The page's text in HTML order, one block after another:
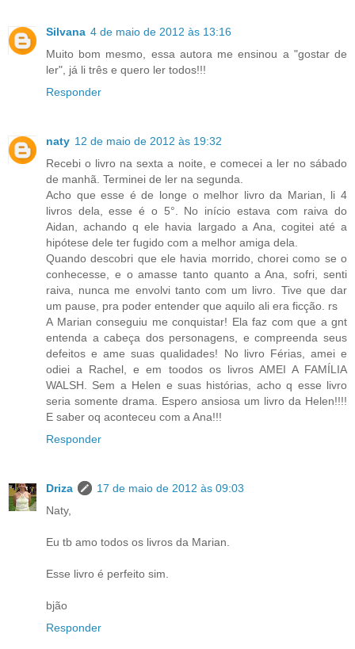
Silvana 4 de maio de 2012 às 13:16
Muito bom mesmo, essa autora me ensinou a "gostar de
ler", já li três e quero ler todos!!!
Responder
naty 12 de maio de 2012 às 19:32
Recebi o livro na sexta a noite, e comecei a ler no sábado
de manhã. Terminei de ler na segunda.
Acho que esse é de longe o melhor livro da Marian, li 4
livros dela, esse é o 5°. No início estava com raiva do
Aidan, achando q ele havia largado a Ana, cogitei até a
hipótese dele ter fugido com a melhor amiga dela.
Quando descobri que ele havia morrido, chorei como se o
conhecesse, e o amasse tanto quanto a Ana, sofri, senti
raiva, nunca me envolvi tanto com um livro. Tive que dar
um pause, pra poder entender que aquilo ali era ficção. rs
A Marian conseguiu me conquistar! Ela faz com que a gnt
entenda a cabeça dos personagens, e compreenda seus
defeitos e ame suas qualidades! No livro Férias, amei e
odiei a Rachel, e em toodos os livros AMEI A FAMÍLIA
WALSH. Sem a Helen e suas histórias, acho q esse livro
seria somente drama. Espero ansiosa um livro da Helen!!!!
E saber oq aconteceu com a Ana!!!
Responder
Driza
17 de maio de 2012 às 09:03
Naty,
Eu tb amo todos os livros da Marian.
Esse livro é perfeito sim.
bjão
Responder